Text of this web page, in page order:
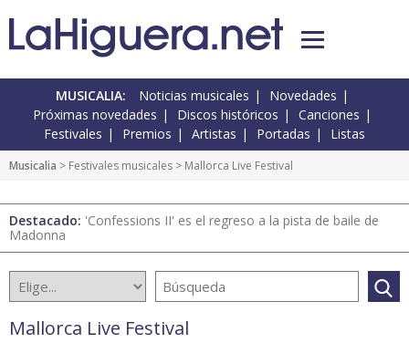
MUSICALIA: Noticias musicales
Novedades
Próximas novedades
Discos históricos
Canciones
Festivales
Premios Artistas Portadas Listas
Musicalia > Festivales musicales > Mallorca Live Festival
Destacado: 'Confessions II' es el regreso a la pista de baile de
Madonna
Mallorca Live Festival